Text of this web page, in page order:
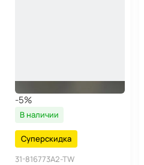
-5%
В наличии
Суперскидка
31-816773A2-TW